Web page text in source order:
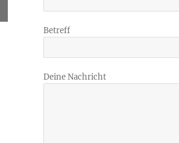
Betreff
Deine Nachricht